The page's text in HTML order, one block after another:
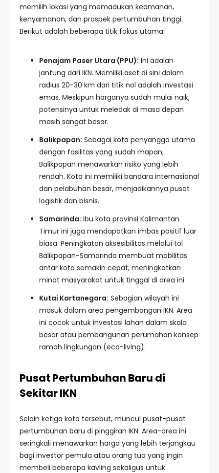
memilih lokasi yang memadukan keamanan,
kenyamanan, dan prospek pertumbuhan tinggi.
Berikut adalah beberapa titik fokus utama:
Penajam Paser Utara (PPU): Ini adalah
jantung dari IKN. Memiliki aset di sini dalam
radius 20-30 km dari titik nol adalah investasi
emas. Meskipun harganya sudah mulai naik,
potensinya untuk meledak di masa depan
masih sangat besar.
Balikpapan: Sebagai kota penyangga utama
dengan fasilitas yang sudah mapan,
Balikpapan menawarkan risiko yang lebih
rendah. Kota ini memiliki bandara internasional
dan pelabuhan besar, menjadikannya pusat
logistik dan bisnis.
Samarinda: Ibu kota provinsi Kalimantan
Timur ini juga mendapatkan imbas positif luar
biasa. Peningkatan aksesibilitas melalui tol
Balikpapan-Samarinda membuat mobilitas
antar kota semakin cepat, meningkatkan
minat masyarakat untuk tinggal di area ini.
Kutai Kartanegara: Sebagian wilayah ini
masuk dalam area pengembangan IKN. Area
ini cocok untuk investasi lahan dalam skala
besar atau pembangunan perumahan konsep
ramah lingkungan (eco-living).
Pusat Pertumbuhan Baru di
Sekitar IKN
Selain ketiga kota tersebut, muncul pusat-pusat
pertumbuhan baru di pinggiran IKN. Area-area ini
seringkali menawarkan harga yang lebih terjangkau
bagi investor pemula atau orang tua yang ingin
membeli beberapa kavling sekaligus untuk